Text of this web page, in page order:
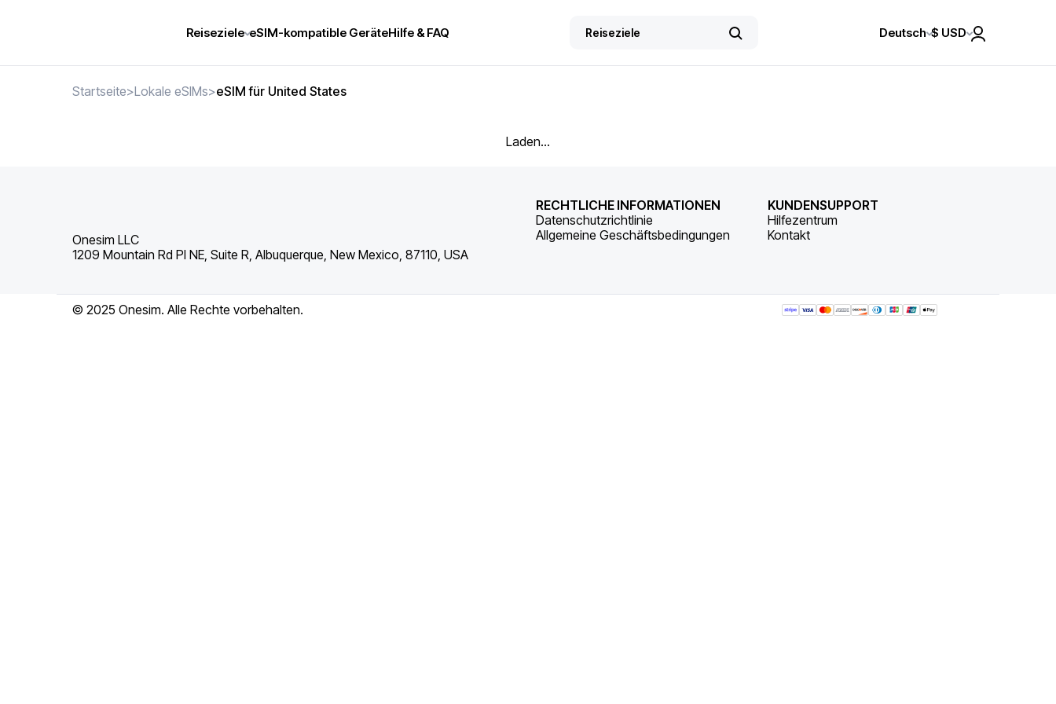
Reiseziele eSIM-kompatible GeräteHilfe & FAQ Deutsch $ USD
Startseite>Lokale eSIMs>eSIM für United States
Laden...
Onesim LLC
1209 Mountain Rd Pl NE, Suite R, Albuquerque, New Mexico, 87110, USA
RECHTLICHE INFORMATIONEN
Datenschutzrichtlinie
Allgemeine Geschäftsbedingungen
KUNDENSUPPORT
Hilfezentrum
Kontakt
© 2025 Onesim. Alle Rechte vorbehalten.